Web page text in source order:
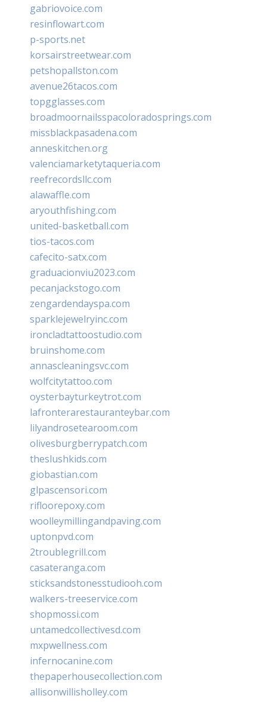
gabriovoice.com
resinflowart.com
p-sports.net
korsairstreetwear.com
petshopallston.com
avenue26tacos.com
topgglasses.com
broadmoornailsspacoloradosprings.com
missblackpasadena.com
anneskitchen.org
valenciamarketytaqueria.com
reefrecordsllc.com
alawaffle.com
aryouthfishing.com
united-basketball.com
tios-tacos.com
cafecito-satx.com
graduacionviu2023.com
pecanjackstogo.com
zengardendayspa.com
sparklejewelryinc.com
ironcladtattoostudio.com
bruinshome.com
annascleaningsvc.com
wolfcitytattoo.com
oysterbayturkeytrot.com
lafronterarestauranteybar.com
lilyandrosetearoom.com
olivesburgberrypatch.com
theslushkids.com
giobastian.com
glpascensori.com
rifloorepoxy.com
woolleymillingandpaving.com
uptonpvd.com
2troublegrill.com
casateranga.com
sticksandstonesstudiooh.com
walkers-treeservice.com
shopmossi.com
untamedcollectivesd.com
mxpwellness.com
infernocanine.com
thepaperhousecollection.com
allisonwillisholley.com